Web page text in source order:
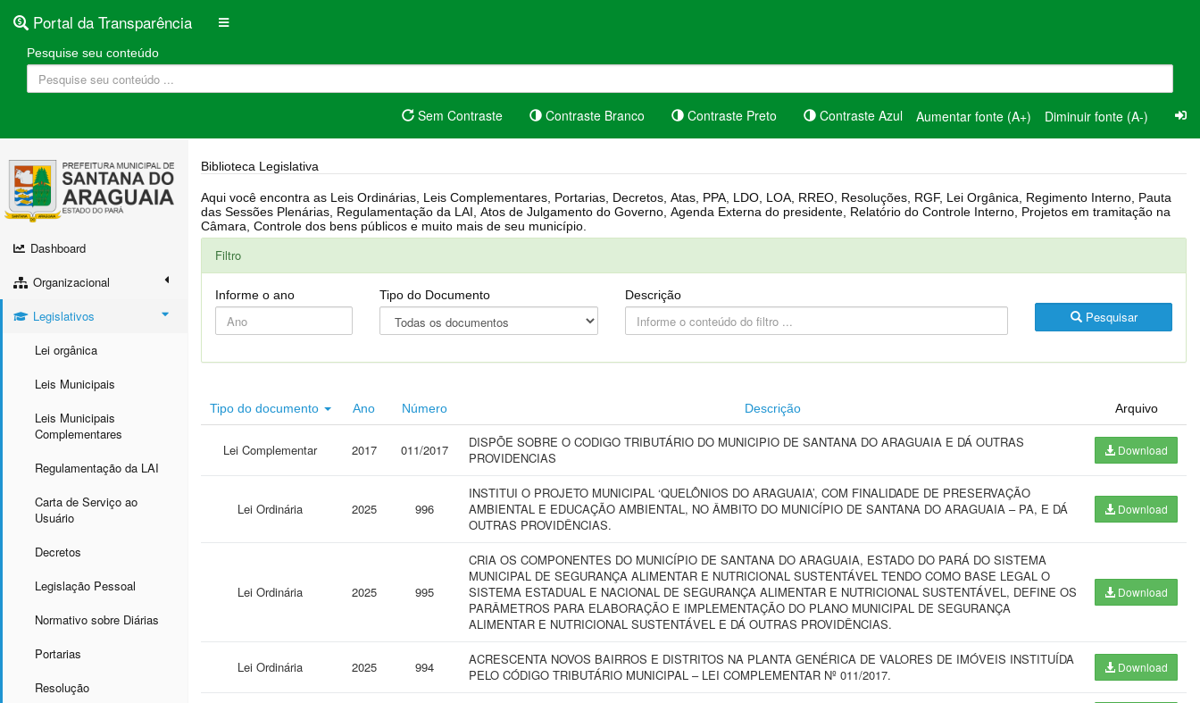
Portal da Transparência
Pesquise seu conteúdo
Sem Contraste Contraste Branco Contraste Preto Contraste Azul Aumentar fonte (A+) Diminuir fonte (A-)
Dashboard
Organizacional
Legislativos
Lei orgânica
Leis Municipais
Leis Municipais
Complementares
Regulamentação da LAI
Carta de Serviço ao
Usuário
Decretos
Legislação Pessoal
Normativo sobre Diárias
Portarias
Resolução
Biblioteca Legislativa
Aqui você encontra as Leis Ordinárias, Leis Complementares, Portarias, Decretos, Atas, PPA, LDO, LOA, RREO, Resoluções, RGF, Lei Orgânica, Regimento Interno, Pauta
das Sessões Plenárias, Regulamentação da LAI, Atos de Julgamento do Governo, Agenda Externa do presidente, Relatório do Controle Interno, Projetos em tramitação na
Câmara, Controle dos bens públicos e muito mais de seu município.
Filtro
Informe o ano Tipo do Documento Descrição
Pesquisar
Tipo do documento Ano Número Descrição Arquivo
Lei Complementar 2017 011/2017
DISPÕE SOBRE O CODIGO TRIBUTÁRIO DO MUNICIPIO DE SANTANA DO ARAGUAIA E DÁ OUTRAS
PROVIDENCIAS
Download
Lei Ordinária 2025 996
INSTITUI O PROJETO MUNICIPAL ‘QUELÔNIOS DO ARAGUAIA’, COM FINALIDADE DE PRESERVAÇÃO
AMBIENTAL E EDUCAÇÃO AMBIENTAL, NO ÂMBITO DO MUNICÍPIO DE SANTANA DO ARAGUAIA – PA, E DÁ
OUTRAS PROVIDÊNCIAS.
Download
Lei Ordinária 2025 995
CRIA OS COMPONENTES DO MUNICÍPIO DE SANTANA DO ARAGUAIA, ESTADO DO PARÁ DO SISTEMA
MUNICIPAL DE SEGURANÇA ALIMENTAR E NUTRICIONAL SUSTENTÁVEL TENDO COMO BASE LEGAL O
SISTEMA ESTADUAL E NACIONAL DE SEGURANÇA ALIMENTAR E NUTRICIONAL SUSTENTÁVEL, DEFINE OS
PARÂMETROS PARA ELABORAÇÃO E IMPLEMENTAÇÃO DO PLANO MUNICIPAL DE SEGURANÇA
ALIMENTAR E NUTRICIONAL SUSTENTÁVEL E DÁ OUTRAS PROVIDÊNCIAS.
Download
Lei Ordinária 2025 994
ACRESCENTA NOVOS BAIRROS E DISTRITOS NA PLANTA GENÉRICA DE VALORES DE IMÓVEIS INSTITUÍDA
PELO CÓDIGO TRIBUTÁRIO MUNICIPAL – LEI COMPLEMENTAR Nº 011/2017.
Download